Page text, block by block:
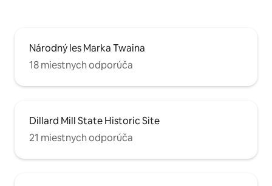
Národný les Marka Twaina
18 miestnych odporúča
Dillard Mill State Historic Site
21 miestnych odporúča